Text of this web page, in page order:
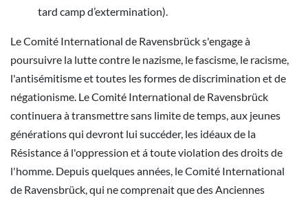
tard camp d’extermination).
Le Comité International de Ravensbrück s'engage à
poursuivre la lutte contre le nazisme, le fascisme, le racisme,
l'antisémitisme et toutes les formes de discrimination et de
négationisme. Le Comité International de Ravensbrück
continuera à transmettre sans limite de temps, aux jeunes
générations qui devront lui succéder, les idéaux de la
Résistance á l'oppression et á toute violation des droits de
l'homme. Depuis quelques années, le Comité International
de Ravensbrück, qui ne comprenait que des Anciennes